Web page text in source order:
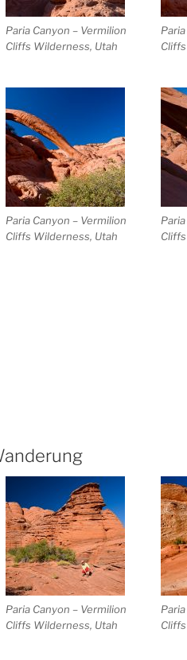
Paria Canyon – Vermilion
Cliffs Wilderness, Utah
Paria Canyon – Vermilion
Cliffs Wilderness, Utah
Paria Canyon – Vermilion
Cliffs Wilderness, Utah